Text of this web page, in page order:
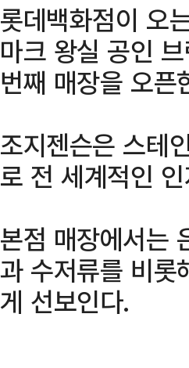
롯데백화점이 오
마크 왕실 공인
번째 매장을 오픈
조지젠슨은 스테
로 전 세계적인
본점 매장에서
과 수저류를 비롯
게 선보인다.